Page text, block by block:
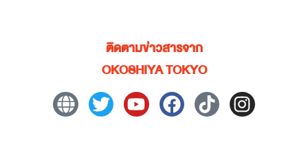
ติดตามข่าวสารจาก
OKOSHIYA TOKYO